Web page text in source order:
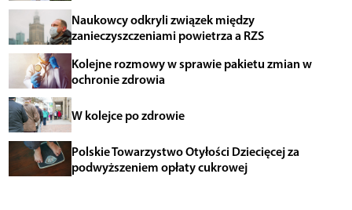
Naukowcy odkryli związek między
zanieczyszczeniami powietrza a RZS
Kolejne rozmowy w sprawie pakietu zmian w
ochronie zdrowia
W kolejce po zdrowie
Polskie Towarzystwo Otyłości Dziecięcej za
podwyższeniem opłaty cukrowej